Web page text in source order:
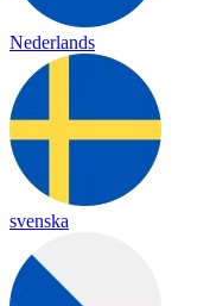
Nederlands
svenska